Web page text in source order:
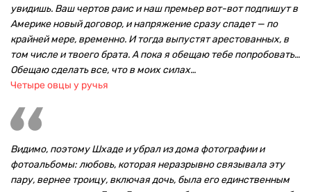
увидишь. Ваш чертов раис и наш премьер вот-вот подпишут в
Америке новый договор, и напряжение сразу спадет — по
крайней мере, временно. И тогда выпустят арестованных, в
том числе и твоего брата. А пока я обещаю тебе попробовать…
Обещаю сделать все, что в моих силах…
Четыре овцы у ручья
Видимо, поэтому Шхаде и убрал из дома фотографии и
фотоальбомы: любовь, которая неразрывно связывала эту
пару, вернее троицу, включая дочь, была его единственным